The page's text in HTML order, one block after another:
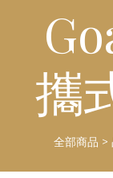
攜
全部商品 >